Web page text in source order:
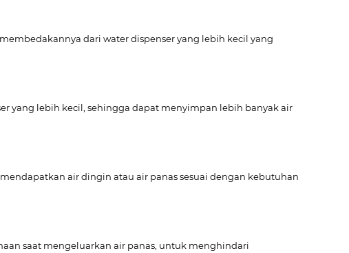
dari water dispenser yang lebih kecil yang
yang lebih kecil, sehingga dapat menyimpan lebih banyak air
air dingin atau air panas sesuai dengan kebutuhan
saat mengeluarkan air panas, untuk menghindari